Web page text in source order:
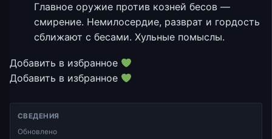
Главное оружие против козней бесов —
смирение. Немилосердие, разврат и гордость
сближают с бесами. Хульные помыслы.
Добавить в избранное
Добавить в избранное
СВЕДЕНИЯ
Обновлено